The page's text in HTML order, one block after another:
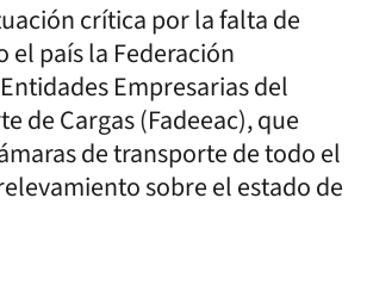
crítica por la falta de
el país la Federación
Empresarias del
de Cargas (Fadeeac), que
de transporte de todo el
sobre el estado de